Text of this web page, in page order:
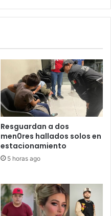
Resguardan a dos
men0res hallados solos en
estacionamiento
5 horas ago